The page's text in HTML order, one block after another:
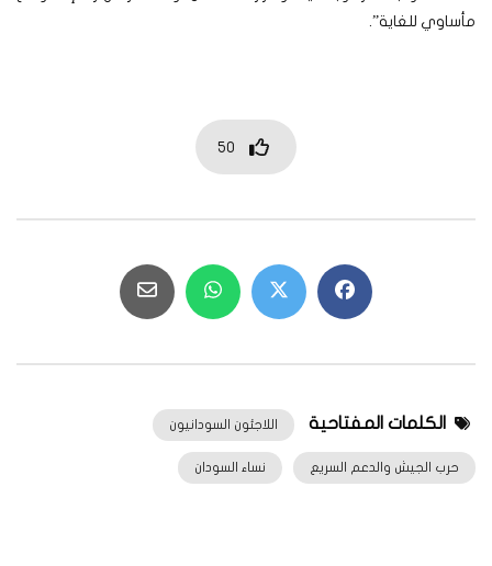
مأساوي للغاية”.
50
الكلمات المفتاحية اللاجئون السودانيون
حرب الجيش والدعم السريع نساء السودان